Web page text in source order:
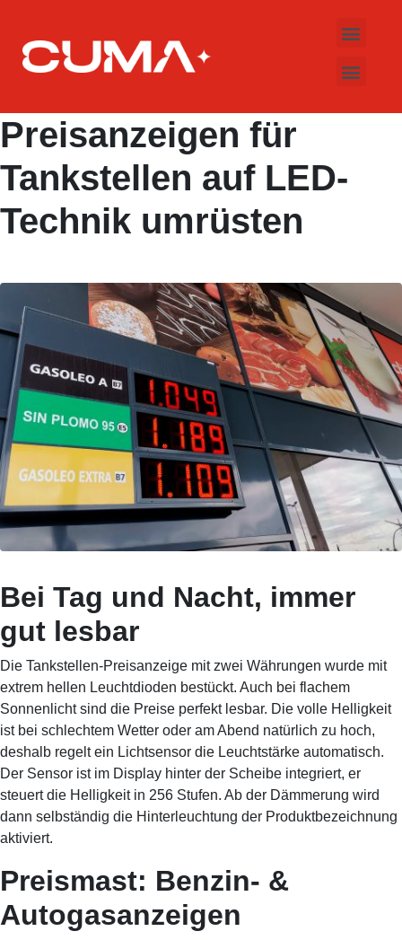
Preisanzeigen für
Tankstellen auf LED-
Technik umrüsten
Bei Tag und Nacht, immer
gut lesbar
Die Tankstellen-Preisanzeige mit zwei Währungen wurde mit
extrem hellen Leuchtdioden bestückt. Auch bei flachem
Sonnenlicht sind die Preise perfekt lesbar. Die volle Helligkeit
ist bei schlechtem Wetter oder am Abend natürlich zu hoch,
deshalb regelt ein Lichtsensor die Leuchtstärke automatisch.
Der Sensor ist im Display hinter der Scheibe integriert, er
steuert die Helligkeit in 256 Stufen. Ab der Dämmerung wird
dann selbständig die Hinterleuchtung der Produktbezeichnung
aktiviert.
Preismast: Benzin- &
Autogasanzeigen